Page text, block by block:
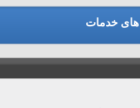
های خدمات